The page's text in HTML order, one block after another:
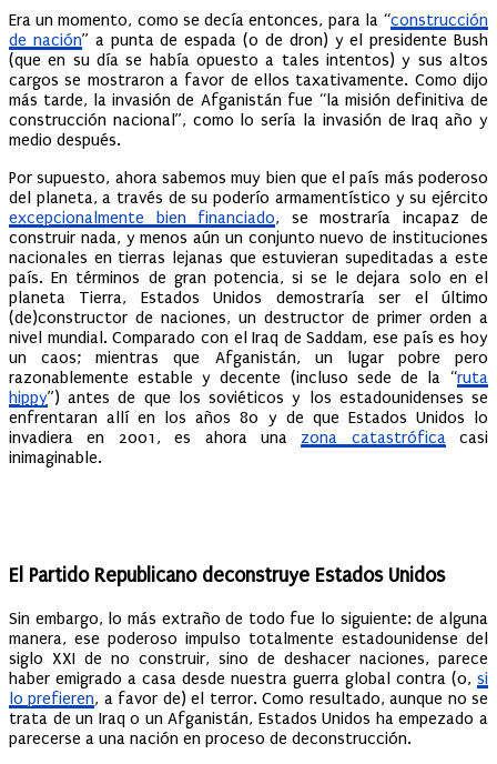
Era un momento, como se decía entonces, para la “construcción
de nación” a punta de espada (o de dron) y el presidente Bush
(que en su día se había opuesto a tales intentos) y sus altos
cargos se mostraron a favor de ellos taxativamente. Como dijo
más tarde, la invasión de Afganistán fue “la misión definitiva de
construcción nacional”, como lo sería la invasión de Iraq año y
medio después.
Por supuesto, ahora sabemos muy bien que el país más poderoso
del planeta, a través de su poderío armamentístico y su ejército
excepcionalmente bien financiado, se mostraría incapaz de
construir nada, y menos aún un conjunto nuevo de instituciones
nacionales en tierras lejanas que estuvieran supeditadas a este
país. En términos de gran potencia, si se le dejara solo en el
planeta Tierra, Estados Unidos demostraría ser el último
(de)constructor de naciones, un destructor de primer orden a
nivel mundial. Comparado con el Iraq de Saddam, ese país es hoy
un caos; mientras que Afganistán, un lugar pobre pero
razonablemente estable y decente (incluso sede de la “ruta
hippy”) antes de que los soviéticos y los estadounidenses se
enfrentaran allí en los años 80 y de que Estados Unidos lo
invadiera en 2001, es ahora una zona catastróficacasi
inimaginable.
El Partido Republicano deconstruye Estados Unidos
Sin embargo, lo más extraño de todo fue lo siguiente: de alguna
manera, ese poderoso impulso totalmente estadounidense del
siglo XXI de no construir, sino de deshacer naciones, parece
haber emigrado a casa desde nuestra guerra global contra (o, si
lo prefieren, a favor de) el terror. Como resultado, aunque no se
trata de un Iraq o un Afganistán, Estados Unidos ha empezado a
parecerse a una nación en proceso de deconstrucción.